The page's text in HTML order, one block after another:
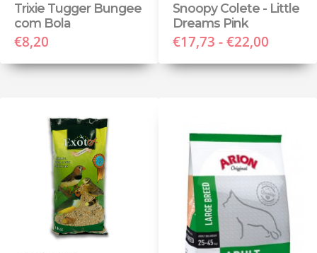
Trixie Tugger Bungee
com Bola
€8,20
Snoopy Colete - Little
Dreams Pink
€17,73 - €22,00